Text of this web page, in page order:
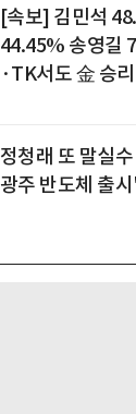
[속보] 김민석
44.45% 송영길
·TK서도 金 승리
정청래 또 말실
광주 반도체 출